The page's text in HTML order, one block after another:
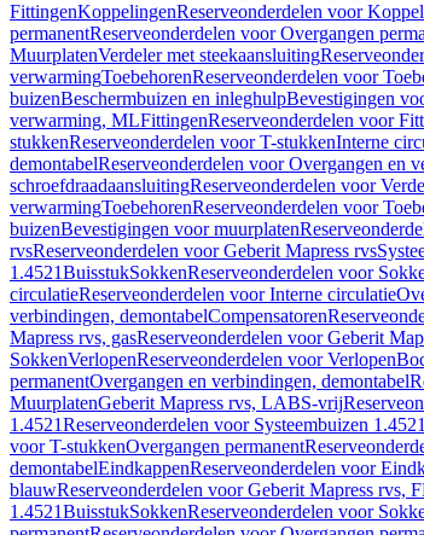
FittingenKoppelingenReserveonderdelen voor
permanentReserveonderdelen voor Overgangen
MuurplatenVerdeler met steekaansluiting
verwarmingToebehorenReserveonderdelen voor
buizenBeschermbuizen en inleghulpBevestigingen
verwarming, MLFittingenReserveonderdelen voor
stukkenReserveonderdelen voor T-stukkenInterne
demontabelReserveonderdelen voor Overgangen en
schroefdraadaansluitingReserveonderdelen voor
verwarmingToebehorenReserveonderdelen voor
buizenBevestigingen voor muurplaten
rvsReserveonderdelen voor Geberit Mapress rvs
1.4521BuisstukSokkenReserveonderdelen voor
circulatieReserveonderdelen voor Interne circulatie
verbindingen, demontabelCompensatoren
Mapress rvs, gasReserveonderdelen voor Geberit
SokkenVerlopenReserveonderdelen voor Verlopen
permanentOvergangen en verbindingen, demontabel
MuurplatenGeberit Mapress rvs, LABS-vrij
1.4521Reserveonderdelen voor Systeembuizen 1.4521
voor T-stukkenOvergangen permanent
demontabelEindkappenReserveonderdelen voor
blauwReserveonderdelen voor Geberit Mapress rvs,
1.4521BuisstukSokkenReserveonderdelen voor